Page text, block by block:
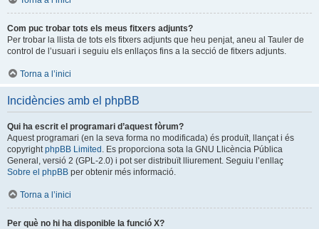
Com puc trobar tots els meus fitxers adjunts?
Per trobar la llista de tots els fitxers adjunts que heu penjat, aneu al Tauler de
control de l’usuari i seguiu els enllaços fins a la secció de fitxers adjunts.
Torna a l’inici
Incidències amb el phpBB
Qui ha escrit el programari d’aquest fòrum?
Aquest programari (en la seva forma no modificada) és produït, llançat i és
copyrightphpBB Limited . Es proporciona sota la GNU Llicència Pública
General, versió 2 (GPL-2.0) i pot ser distribuït lliurement. Seguiu l’enllaç
Sobre el phpBB per obtenir més informació.
Torna a l’inici
Per què no hi ha disponible la funció X?